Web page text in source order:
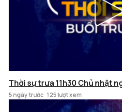
Thời sự trưa 11h30 Chủ nhật
5 ngày trước 125 lượt xem